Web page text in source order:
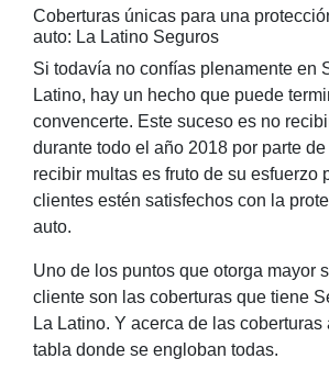
Coberturas únicas para una
auto: La Latino Seguros
Si todavía no confías plenamente en
Latino, hay un hecho que puede
convencerte. Este suceso es no
durante todo el año 2018 por parte
recibir multas es fruto de su esfuerzo
clientes estén satisfechos con la
auto.
Uno de los puntos que otorga mayor
cliente son las coberturas que tiene
La Latino. Y acerca de las coberturas
tabla donde se engloban todas.